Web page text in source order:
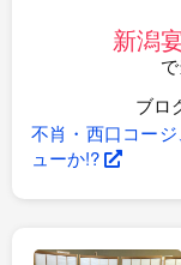
新潟
ブロ
不肖・西口コー
ューか!?